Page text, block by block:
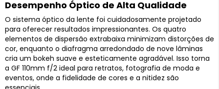
Desempenho Óptico de Alta Qualidade
O sistema óptico da lente foi cuidadosamente projetado
para oferecer resultados impressionantes. Os quatro
elementos de dispersão extrabaixa minimizam distorções de
cor, enquanto o diafragma arredondado de nove lâminas
cria um bokeh suave e esteticamente agradável. Isso torna
a GF 110mm f/2 ideal para retratos, fotografia de moda e
eventos, onde a fidelidade de cores e a nitidez são